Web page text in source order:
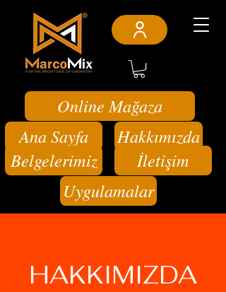
Ana Sayfa Hakkımızda
Uygulamalar
Belgelerimiz
Online Mağaza
İletişim
HAKKIMIZDA